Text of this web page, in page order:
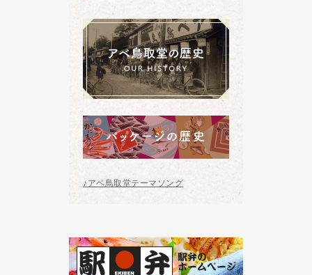
♪アベ鳥取堂テーマソング